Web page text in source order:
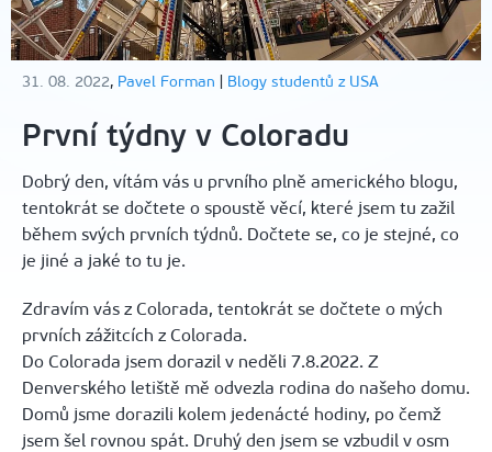
31. 08. 2022, Pavel Forman Blogy studentů z USA
První týdny v Coloradu
Dobrý den, vítám vás u prvního plně amerického blogu,
tentokrát se dočtete o spoustě věcí, které jsem tu zažil
během svých prvních týdnů. Dočtete se, co je stejné, co
je jiné a jaké to tu je.
Zdravím vás z Colorada, tentokrát se dočtete o mých
prvních zážitcích z Colorada.
Do Colorada jsem dorazil v neděli 7.8.2022. Z
Denverského letiště mě odvezla rodina do našeho domu.
Domů jsme dorazili kolem jedenácté hodiny, po čemž
jsem šel rovnou spát. Druhý den jsem se vzbudil v osm